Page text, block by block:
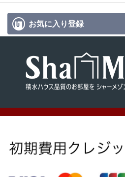
お気に入り登録